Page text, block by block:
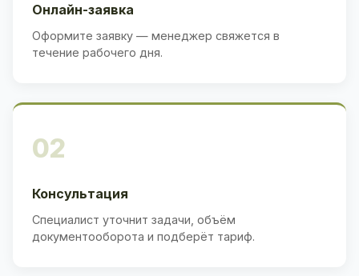
Онлайн-заявка
Оформите заявку — менеджер свяжется в
течение рабочего дня.
02
Консультация
Специалист уточнит задачи, объём
документооборота и подберёт тариф.